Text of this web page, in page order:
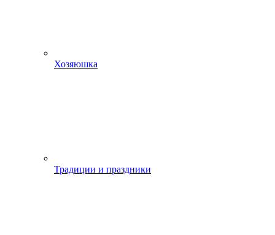
Хозяюшка
Традиции и праздники